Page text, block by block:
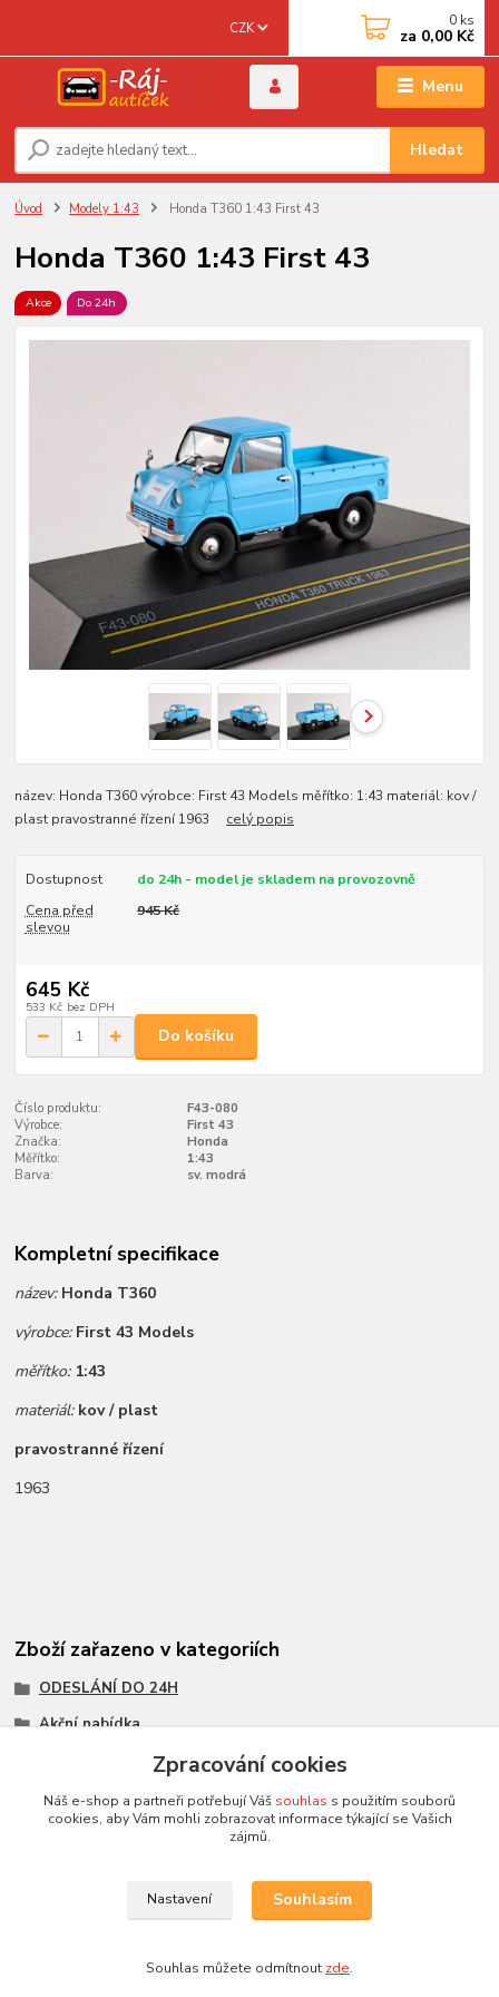
Menu
CZK
Hledat
0 ks
za 0,00 Kč
Úvod Modely 1:43 Honda T360 1:43 First 43
Honda T360 1:43 First 43
Akce Do 24h
název: Honda T360 výrobce: First 43 Models měřítko: 1:43 materiál: kov /
plast pravostranné řízení 1963 celý popis
Dostupnost
do 24h - model je skladem na provozovně
Cena před
slevou
945 Kč
645 Kč
533 Kč bez DPH
Do košíku
Číslo produktu:
F43-080
Výrobce:
First 43
Značka:
Honda
Měřítko:
1:43
Barva:
sv. modrá
Kompletní specifikace
název: Honda T360
výrobce: First 43 Models
měřítko: 1:43
materiál: kov / plast
pravostranné řízení
1963
Zboží zařazeno v kategoriích
ODESLÁNÍ DO 24H
Akční nabídka
Všechny modely
Modely 1:43
měřítko 1:43
Zpracování cookies
Náš e-shop a partneři potřebují Váš souhlas s použitím souborů
cookies, aby Vám mohli zobrazovat informace týkající se Vašich
zájmů.
Nastavení Souhlasím
Souhlas můžete odmítnout zde.